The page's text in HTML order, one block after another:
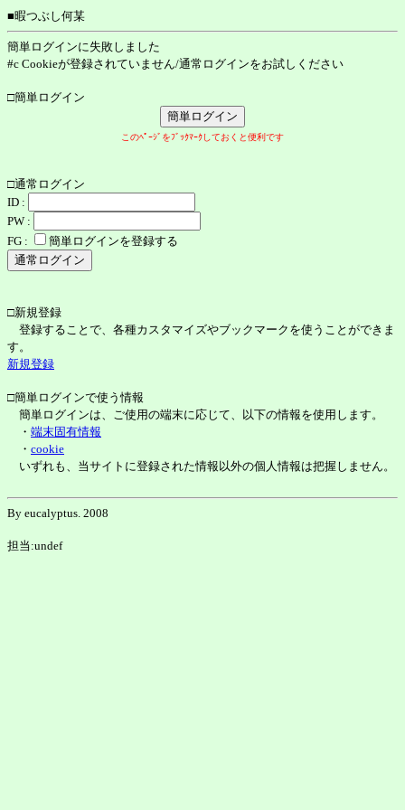
■暇つぶし何某
簡単ログインに失敗しました
#c Cookieが登録されていません/通常ログインをお試しください
□簡単ログイン
このﾍﾟｰｼﾞをﾌﾞｯｸﾏｰｸしておくと便利です
□通常ログイン
ID :
PW :
FG :
簡単ログインを登録する
□新規登録
登録することで、各種カスタマイズやブックマークを使うことができま
す。
新規登録
□簡単ログインで使う情報
簡単ログインは、ご使用の端末に応じて、以下の情報を使用します。
・ 端末固有情報
・ cookie
いずれも、当サイトに登録された情報以外の個人情報は把握しません。
By eucalyptus. 2008
担当:undef